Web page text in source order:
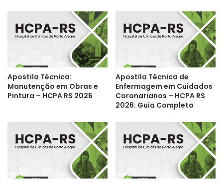
Apostila Técnica:
Manutenção em Obras e
Pintura – HCPA RS 2026
Apostila Técnica de
Enfermagem em Cuidados
Coronarianos – HCPA RS
2026: Guia Completo